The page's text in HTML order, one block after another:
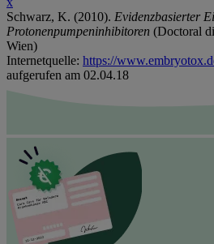
Schwarz, K. (2010). Evidenzbasierter
Protonenpumpeninhibitoren (Doctoral
Wien)
Internetquelle: https://
aufgerufen am 02.04.18